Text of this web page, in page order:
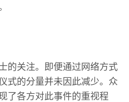
的关注。即便通过网络方式
式的分量并未因此减少。众
了各方对此事件的重视程